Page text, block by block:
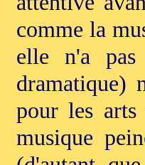
comme la
elle n'a pas
dramatique)
pour les arts
musique